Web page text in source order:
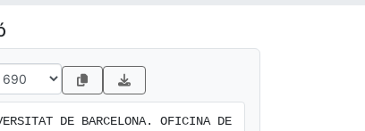
DE BARCELONA. OFICINA DE